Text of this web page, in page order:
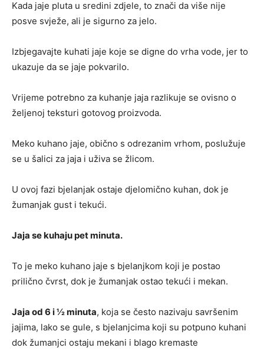
Kada jaje pluta u sredini zdjele, to znači da više nije
posve svježe, ali je sigurno za jelo.
Izbjegavajte kuhati jaje koje se digne do vrha vode, jer to
ukazuje da se jaje pokvarilo.
Vrijeme potrebno za kuhanje jaja razlikuje se ovisno o
željenoj teksturi gotovog proizvoda.
Meko kuhano jaje, obično s odrezanim vrhom, poslužuje
se u šalici za jaja i uživa se žlicom.
U ovoj fazi bjelanjak ostaje djelomično kuhan, dok je
žumanjak gust i tekući.
Jaja se kuhaju pet minuta.
To je meko kuhano jaje s bjelanjkom koji je postao
prilično čvrst, dok je žumanjak ostao tekući i mekan.
Jaja od 6 i ½ minuta, koja se često nazivaju savršenim
jajima, lako se gule, s bjelanjcima koji su potpuno kuhani
dok žumanjci ostaju mekani i blago kremaste